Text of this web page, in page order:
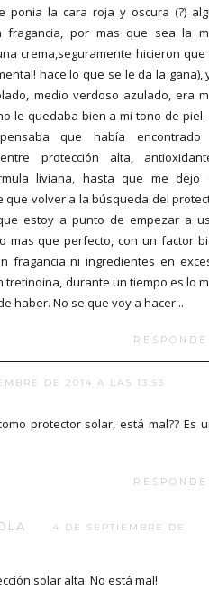
ponia la cara roja y oscura (?)
fragancia, por mas que sea la
crema,seguramente hicieron que
hace lo que se le da la gana),
medio verdoso azulado, era
le quedaba bien a mi tono de piel.
que había
protección alta,
liviana, hasta que me dejo
que volver a la búsqueda del
estoy a punto de empezar a
mas que perfecto, con un factor
fragancia ni ingredientes en
tretinoina, durante un tiempo es lo
haber. No se que voy a hacer...
DE 2014 A LAS 13:53
protector solar, está mal?? Es
4 DE SEPTIEMBRE DE
solar alta. No está mal!